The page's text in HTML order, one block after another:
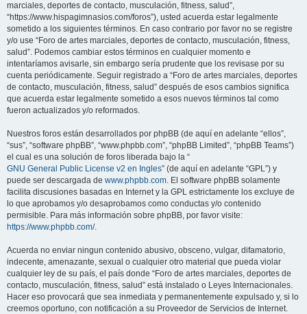
marciales, deportes de contacto, musculación, fitness, salud”,
“https://www.hispagimnasios.com/foros”), usted acuerda estar legalmente
sometido a los siguientes términos. En caso contrario por favor no se registre
y/o use “Foro de artes marciales, deportes de contacto, musculación, fitness,
salud”. Podemos cambiar estos términos en cualquier momento e
intentaríamos avisarle, sin embargo sería prudente que los revisase por su
cuenta periódicamente. Seguir registrado a “Foro de artes marciales, deportes
de contacto, musculación, fitness, salud” después de esos cambios significa
que acuerda estar legalmente sometido a esos nuevos términos tal como
fueron actualizados y/o reformados.
Nuestros foros están desarrollados por phpBB (de aquí en adelante “ellos”,
“sus”, “software phpBB”, “www.phpbb.com”, “phpBB Limited”, “phpBB Teams”)
el cual es una solución de foros liberada bajo la “
GNU General Public License v2 en Ingles” (de aquí en adelante “GPL”) y
puede ser descargada de www.phpbb.com. El software phpBB solamente
facilita discusiones basadas en Internet y la GPL estrictamente los excluye de
lo que aprobamos y/o desaprobamos como conductas y/o contenido
permisible. Para más información sobre phpBB, por favor visite:
https://www.phpbb.com/.
Acuerda no enviar ningun contenido abusivo, obsceno, vulgar, difamatorio,
indecente, amenazante, sexual o cualquier otro material que pueda violar
cualquier ley de su país, el país donde “Foro de artes marciales, deportes de
contacto, musculación, fitness, salud” está instalado o Leyes Internacionales.
Hacer eso provocará que sea inmediata y permanentemente expulsado y, si lo
creemos oportuno, con notificación a su Proveedor de Servicios de Internet.